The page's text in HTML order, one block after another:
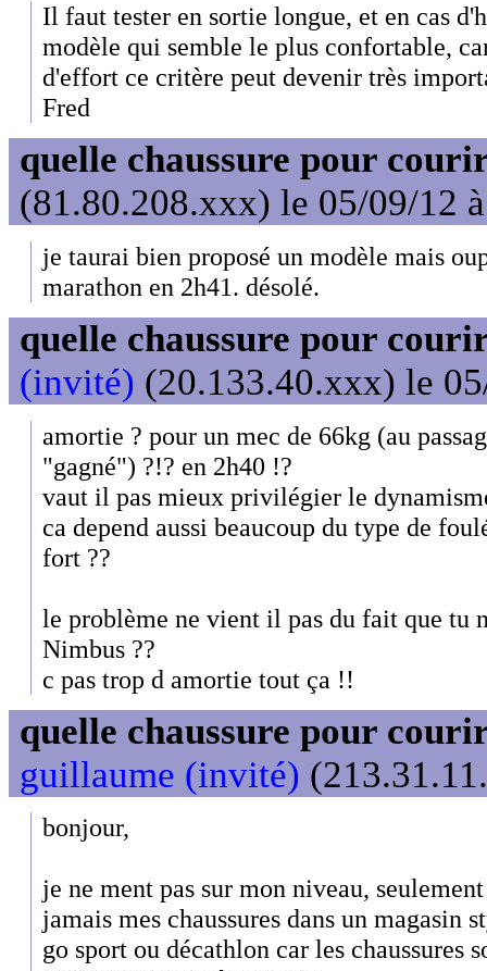
Il faut tester en sortie longue, et en cas
modèle qui semble le plus confortable,
d'effort ce critère peut devenir très
Fred
quelle chaussure pour
(81.80.208.xxx) le 05/09/12
je taurai bien proposé un modèle mais
marathon en 2h41. désolé.
quelle chaussure pour
(invité) (20.133.40.xxx) le
amortie ? pour un mec de 66kg (au
"gagné") ?!? en 2h40 !?
vaut il pas mieux privilégier le
ca depend aussi beaucoup du type de
fort ??
le problème ne vient il pas du fait que tu
Nimbus ??
c pas trop d amortie tout ça !!
quelle chaussure pour
guillaume (invité)
bonjour,
je ne ment pas sur mon niveau,
jamais mes chaussures dans un magasin
go sport ou décathlon car les chaussures